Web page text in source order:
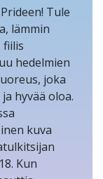
Tule
lämmin
fiilis
hedelmien
joka
hyvää oloa.
kuva
Kun